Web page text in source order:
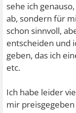
sehe ich
ab, sondern für
schon sinnvoll,
entscheiden und
geben, das ich
etc.
Ich habe leider
mir preisgegeben